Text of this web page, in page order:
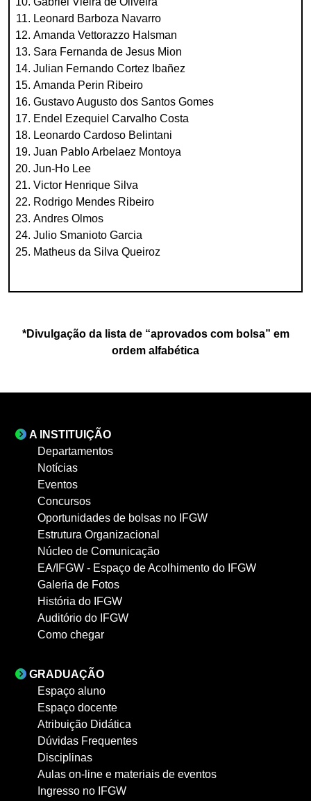
Leonard Barboza Navarro
Amanda Vettorazzo Halsman
Sara Fernanda de Jesus Mion
Julian Fernando Cortez Ibañez
Amanda Perin Ribeiro
Gustavo Augusto dos Santos Gomes
Endel Ezequiel Carvalho Costa
Leonardo Cardoso Belintani
Juan Pablo Arbelaez Montoya
Jun-Ho Lee
Victor Henrique Silva
Rodrigo Mendes Ribeiro
Andres Olmos
Julio Smanioto Garcia
Matheus da Silva Queiroz
*Divulgação da lista de “aprovados com bolsa” em
ordem alfabética
A INSTITUIÇÃO
Departamentos
Notícias
Eventos
Concursos
Oportunidades de bolsas no IFGW
Estrutura Organizacional
Núcleo de Comunicação
EA/IFGW - Espaço de Acolhimento do IFGW
Galeria de Fotos
História do IFGW
Auditório do IFGW
Como chegar
GRADUAÇÃO
Espaço aluno
Espaço docente
Atribuição Didática
Dúvidas Frequentes
Disciplinas
Aulas on-line e materiais de eventos
Ingresso no IFGW